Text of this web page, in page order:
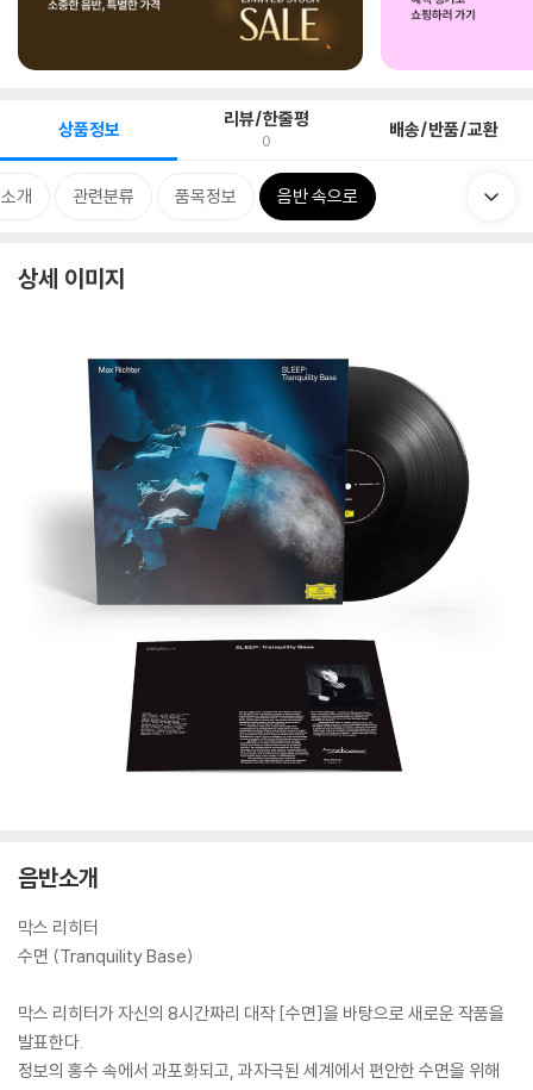
상품정보 리뷰/한줄평
0 배송/반품/교환
개 관련분류 품목정보 음반 속으로
상세 이미지
음반소개
막스 리히터
수면 (Tranquility Base)
막스 리히터가 자신의 8시간짜리 대작 [수면]을 바탕으로 새로운 작품을
발표한다.
정보의 홍수 속에서 과포화되고, 과자극된 세계에서 편안한 수면을 위해